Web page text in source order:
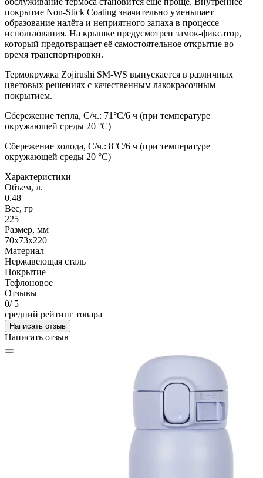
покрытие Non-Stick Coating значительно уменьшает
образование налёта и неприятного запаха в процессе
использования. На крышке предусмотрен замок-фиксатор,
который предотвращает её самостоятельное открытие во
время транспортировки.
Термокружка Zojirushi SM-WS выпускается в различных
цветовых решениях с качественным лакокрасочным
покрытием.
Сбережение тепла, С/ч.: 71°С/6 ч (при температуре
окружающей среды 20 °С)
Сбережение холода, С/ч.: 8°С/6 ч (при температуре
окружающей среды 20 °С)
Характеристики
Объем, л.
0.48
Вес, гр
225
Размер, мм
70х73х220
Материал
Нержавеющая сталь
Покрытие
Тефлоновое
Отзывы
0/ 5
средний рейтинг товара
Написать отзыв
Написать отзыв